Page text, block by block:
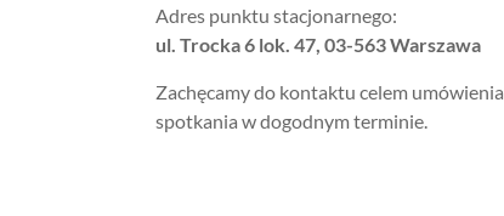
Adres punktu stacjonarnego:
ul. Trocka 6 lok. 47, 03-563 Warszawa
Zachęcamy do kontaktu celem umówienia
spotkania w dogodnym terminie.